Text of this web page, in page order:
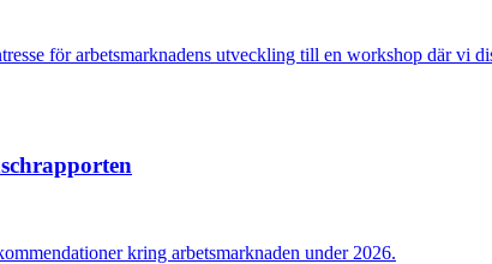
för arbetsmarknadens utveckling till en workshop där vi
kring arbetsmarknaden under 2026.